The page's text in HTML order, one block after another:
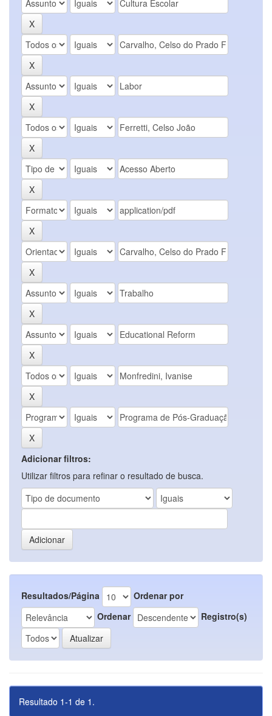
Adicionar filtros:
Utilizar filtros para refinar o resultado de busca.
Resultados/Página
Ordenar por
Ordenar
Registro(s)
Resultado 1-1 de 1.